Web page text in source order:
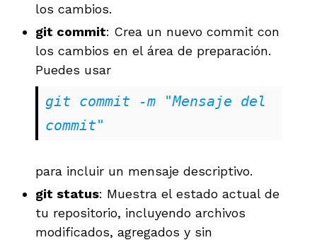
los cambios.
git commit: Crea un nuevo commit con
los cambios en el área de preparación.
Puedes usar
git commit -m "Mensaje del
commit"
para incluir un mensaje descriptivo.
git status: Muestra el estado actual de
tu repositorio, incluyendo archivos
modificados, agregados y sin